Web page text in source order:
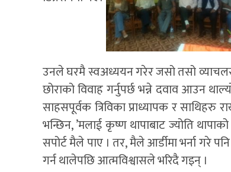
उनले घरमै स्वअध्ययन गरेर जसो तसो
छोराको विवाह गर्नुपर्छ भन्ने दवाव आउन
साहसपूर्वक त्रिविका प्राध्यापक र
भन्छिन, ’मलाई कृष्ण थापाबाट ज्योति
सपोर्ट मैले पाए । तर, मैले आर्डीमा भर्ना गरे
गर्न थालेपछि आत्मविश्वासले भरिदै गइन् ।